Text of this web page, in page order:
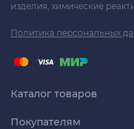
изделия, химические
Политика персональных
Каталог товаров
Покупателям